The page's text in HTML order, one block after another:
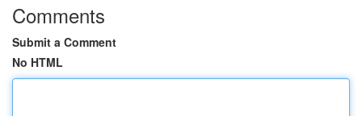
Comments
Submit a Comment
No HTML